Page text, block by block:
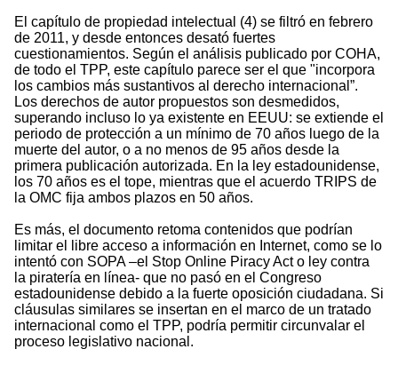
El capítulo de propiedad intelectual (4) se filtró en febrero
de 2011, y desde entonces desató fuertes
cuestionamientos. Según el análisis publicado por COHA,
de todo el TPP, este capítulo parece ser el que "incorpora
los cambios más sustantivos al derecho internacional”.
Los derechos de autor propuestos son desmedidos,
superando incluso lo ya existente en EEUU: se extiende el
periodo de protección a un mínimo de 70 años luego de la
muerte del autor, o a no menos de 95 años desde la
primera publicación autorizada. En la ley estadounidense,
los 70 años es el tope, mientras que el acuerdo TRIPS de
la OMC fija ambos plazos en 50 años.
Es más, el documento retoma contenidos que podrían
limitar el libre acceso a información en Internet, como se lo
intentó con SOPA –el Stop Online Piracy Act o ley contra
la piratería en línea- que no pasó en el Congreso
estadounidense debido a la fuerte oposición ciudadana. Si
cláusulas similares se insertan en el marco de un tratado
internacional como el TPP, podría permitir circunvalar el
proceso legislativo nacional.